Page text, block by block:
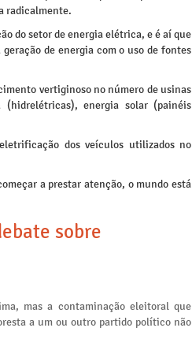
radicalmente.
do setor de energia elétrica, e é aí que
de energia com o uso de fontes
vertiginoso no número de usinas
energia solar (painéis
dos veículos utilizados no
a prestar atenção, o mundo está
sobre
mas a contaminação eleitoral que
a um ou outro partido político não